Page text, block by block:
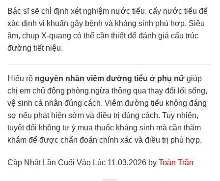
Bác sĩ sẽ chỉ định xét nghiệm nước tiểu, cấy nước tiểu để
xác định vi khuẩn gây bệnh và kháng sinh phù hợp. Siêu
âm, chụp X-quang có thể cần thiết để đánh giá cấu trúc
đường tiết niệu.
Hiểu rõ nguyên nhân viêm đường tiểu ở phụ nữ giúp
chị em chủ động phòng ngừa thông qua thay đổi lối sống,
vệ sinh cá nhân đúng cách. Viêm đường tiểu không đáng
sợ nếu phát hiện sớm và điều trị đúng cách. Tuy nhiên,
tuyệt đối không tự ý mua thuốc kháng sinh mà cần thăm
khám để được chẩn đoán chính xác và điều trị phù hợp.
Cập Nhật Lần Cuối Vào Lúc 11.03.2026 by Toàn Trần